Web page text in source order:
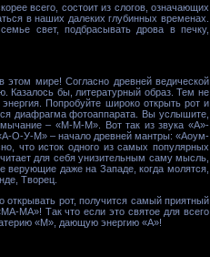
всего, состоит из слогов, означающих
в наших далеких глубинных временах.
свет, подбрасывать дрова в печку,
мире! Согласно древней ведической
Казалось бы, литературный образ. Тем не
Попробуйте широко открыть рот и
диафрагма фотоаппарата. Вы услышите,
– «М-М-М». Вот так из звука «А»-
О-У-М» – начало древней мантры: «Аоум-
что исток одного из самых популярных
для себя унизительным саму мысль,
верующие даже на Западе, когда молятся,
Творец.
открывать рот, получится самый приятный
МА»! Так что если это святое для всего
«М», дающую энергию «А»!